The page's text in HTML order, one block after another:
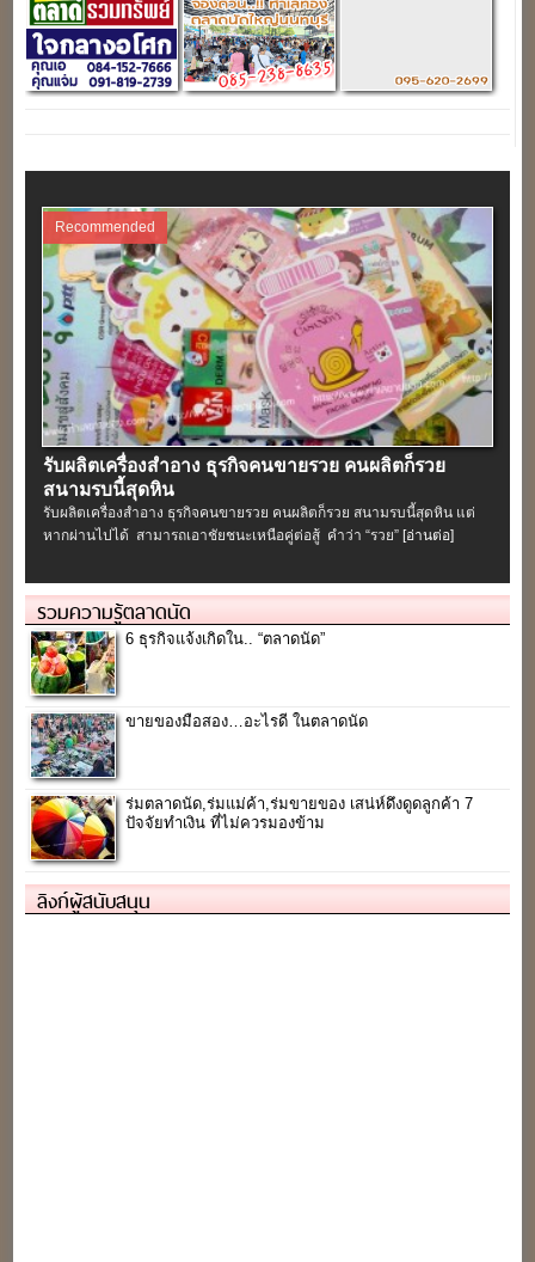
Recommended
รับผลิตเครื่องสําอาง ธุรกิจคนขายรวย คนผลิตก็รวย
สนามรบนี้สุดหิน
รับผลิตเครื่องสําอาง ธุรกิจคนขายรวย คนผลิตก็รวย สนามรบนี้สุดหิน แต่
หากผ่านไปได้ สามารถเอาชัยชนะเหนือคู่ต่อสู้ คำว่า “รวย” [อ่านต่อ]
รวมความรู้ตลาดนัด
6 ธุรกิจแจ้งเกิดใน.. “ตลาดนัด”
ขายของมือสอง…อะไรดี ในตลาดนัด
ร่มตลาดนัด,ร่มแม่ค้า,ร่มขายของ เสน่ห์ดึงดูดลูกค้า 7
ปัจจัยทำเงิน ที่ไม่ควรมองข้าม
ลิงก์ผู้สนับสนุน